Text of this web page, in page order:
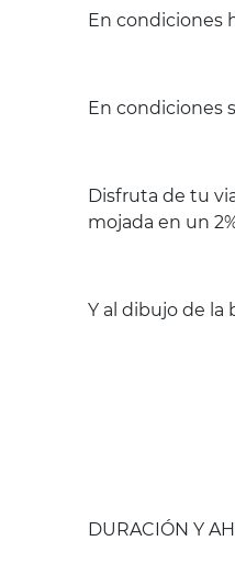
En condiciones
En condiciones
Disfruta de tu
mojada en un
Y al dibujo de la
DURACIÓN Y